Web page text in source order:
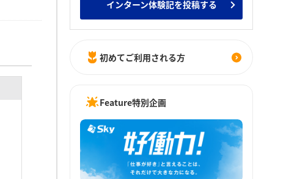
インターン体験記を投稿する
初めてご利用される方
Feature特別企画